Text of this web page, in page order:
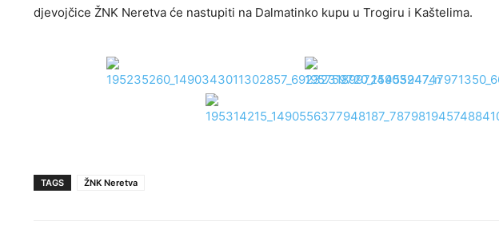
djevojčice ŽNK Neretva će nastupiti na Dalmatinko kupu u Trogiru i Kaštelima.
TAGS ŽNK Neretva